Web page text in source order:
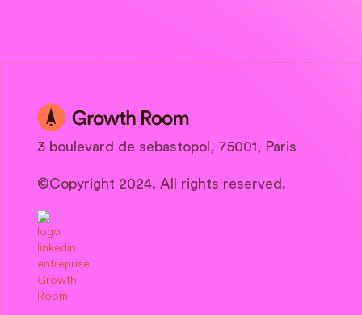
3 boulevard de sebastopol, 75001, Paris
©Copyright 2024. All rights reserved.